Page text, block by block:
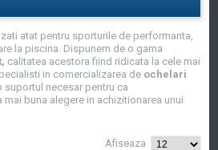
atat pentru sporturile de performanta,
la piscina. Dispunem de o gama
, calitatea acestora fiind ridicata la cele mai
in comercializarea de ochelari
suportul necesar pentru ca
buna alegere in achizitionarea unui
Afiseaza